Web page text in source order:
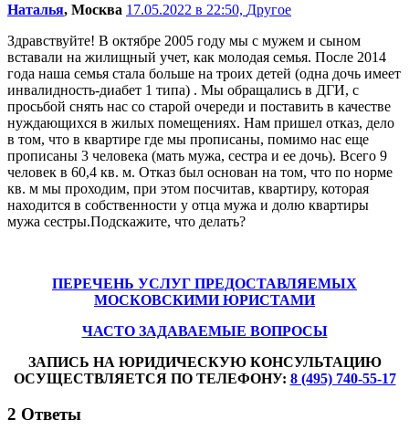
Наталья, Москва 17.05.2022 в 22:50, Другое
Здравствуйте! В октябре 2005 году мы с мужем и сыном
вставали на жилищный учет, как молодая семья. После 2014
года наша семья стала больше на троих детей (одна дочь имеет
инвалидность-диабет 1 типа) . Мы обращались в ДГИ, с
просьбой снять нас со старой очереди и поставить в качестве
нуждающихся в жилых помещениях. Нам пришел отказ, дело
в том, что в квартире где мы прописаны, помимо нас еще
прописаны 3 человека (мать мужа, сестра и ее дочь). Всего 9
человек в 60,4 кв. м. Отказ был основан на том, что по норме
кв. м мы проходим, при этом посчитав, квартиру, которая
находится в собственности у отца мужа и долю квартиры
мужа сестры.Подскажите, что делать?
ПЕРЕЧЕНЬ УСЛУГ ПРЕДОСТАВЛЯЕМЫХ
МОСКОВСКИМИ ЮРИСТАМИ
ЧАСТО ЗАДАВАЕМЫЕ ВОПРОСЫ
ЗАПИСЬ НА ЮРИДИЧЕСКУЮ КОНСУЛЬТАЦИЮ
ОСУЩЕСТВЛЯЕТСЯ ПО ТЕЛЕФОНУ: 8 (495) 740-55-17
2 Ответы